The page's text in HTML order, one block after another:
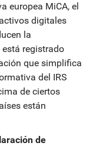
europea MiCA, el
digitales
la
registrado
que simplifica
del IRS
de ciertos
están
de